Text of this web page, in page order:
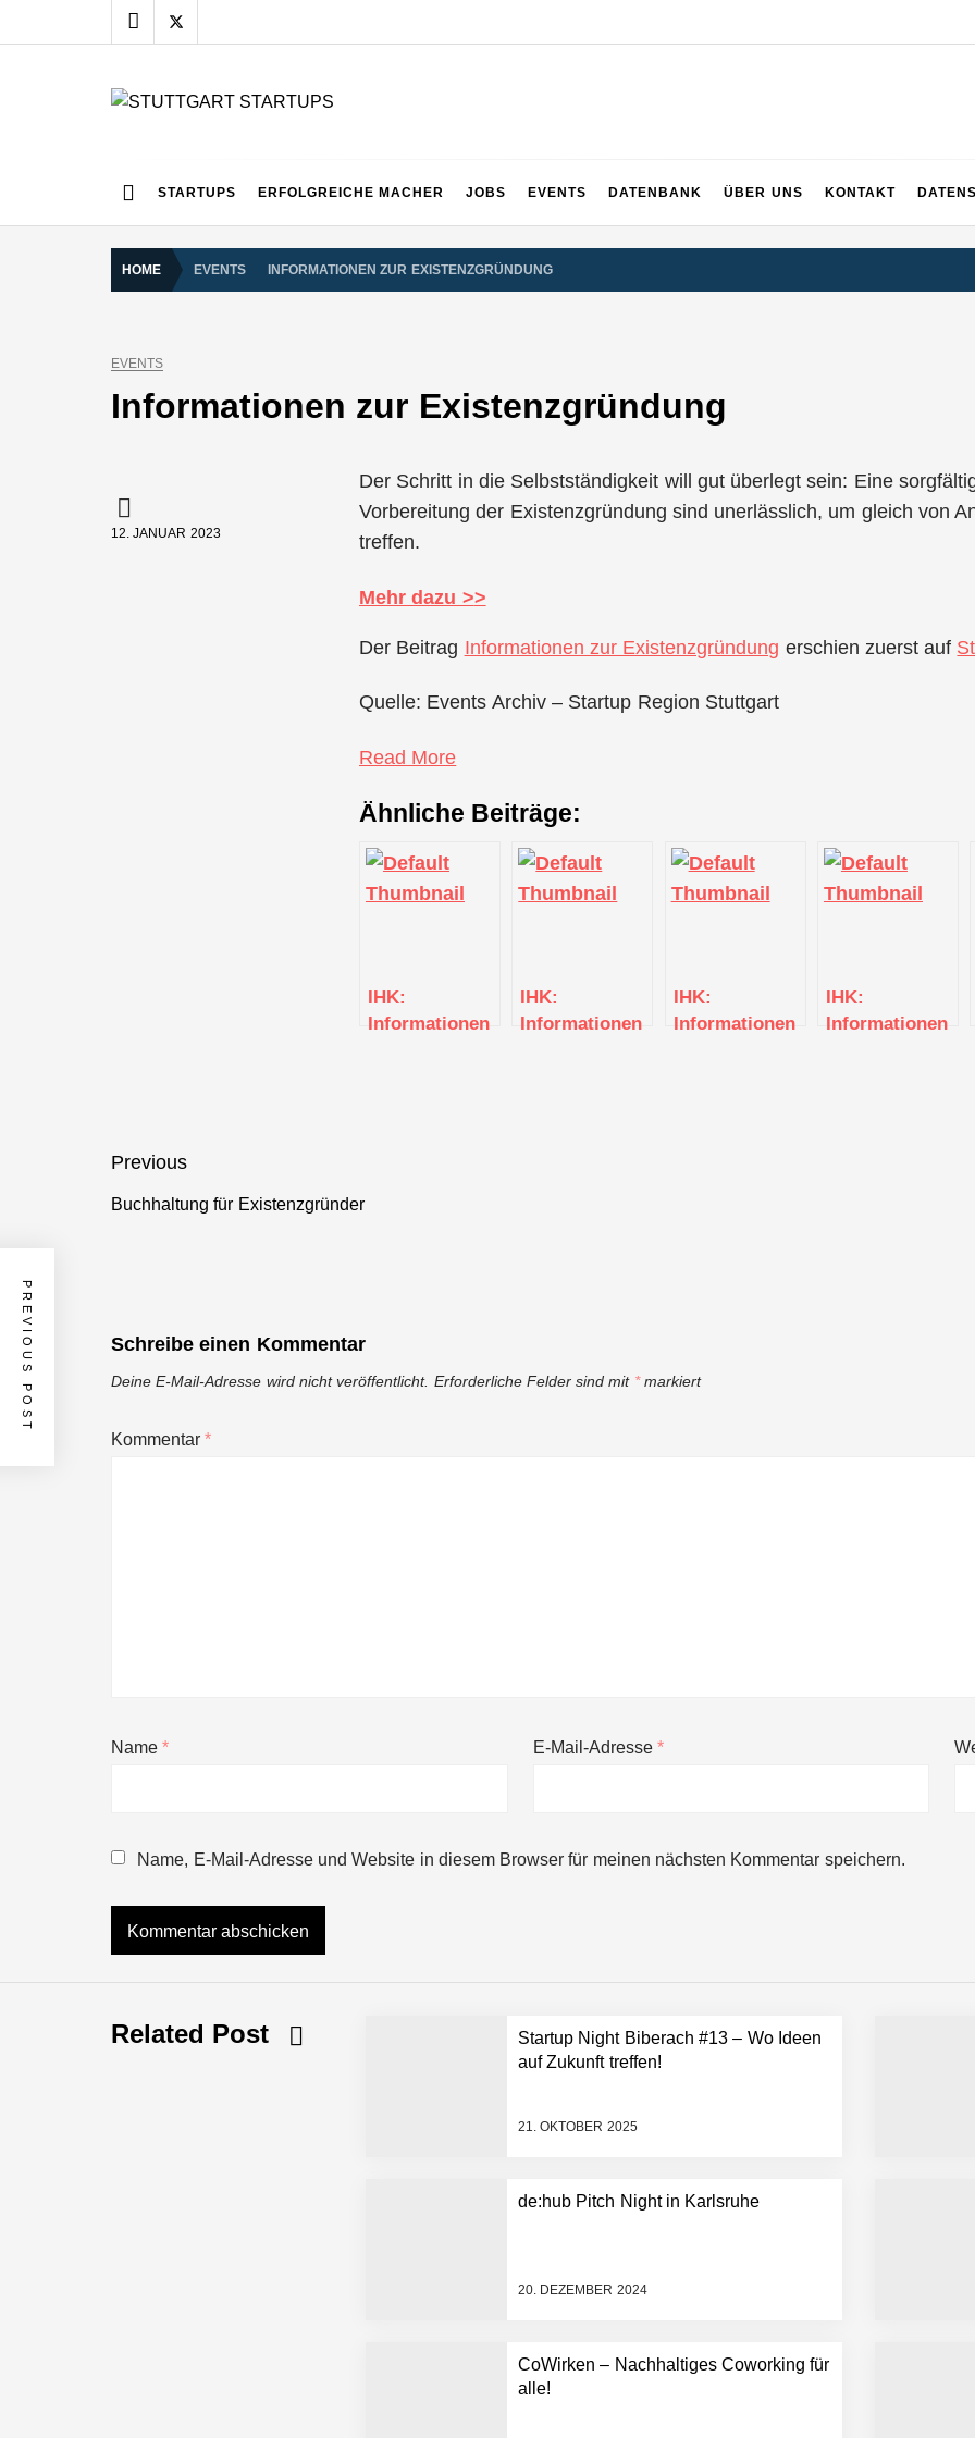
to
STARTUPS ERFOLGREICHE MACHER JOBS EVENTS DATENBANK ÜBER UNS KONTAKT
HOME EVENTS INFORMATIONEN ZUR EXISTENZGRÜNDUNG
EVENTS
Informationen zur Existenzgründung
12. JANUAR 2023
Der Schritt in die Selbstständigkeit will gut überlegt sein: Eine
Vorbereitung der Existenzgründung sind unerlässlich, um gleich von
treffen.
Mehr dazu >>
Der Beitrag Informationen zur Existenzgründung erschien zuerst auf
Quelle: Events Archiv – Startup Region Stuttgart
Read More
Ähnliche Beiträge:
IHK:
Informationen
IHK:
Informationen
IHK:
Informationen
IHK:
Informationen
Beitragsnavigation
Previous
Previous
Buchhaltung für Existenzgründer
PREVIOUS POST Schreibe einen Kommentar
Deine E-Mail-Adresse wird nicht veröffentlicht. Erforderliche Felder sind mit *markiert
Kommentar*
Name* E-Mail-Adresse *
Name, E-Mail-Adresse und Website in diesem Browser für meinen nächsten Kommentar speichern.
Related Post
Startup Night Biberach #13 – Wo Ideen
auf Zukunft treffen!
21. OKTOBER 2025
de:hub Pitch Night in Karlsruhe
20. DEZEMBER 2024
CoWirken – Nachhaltiges Coworking für
alle!
Simulationsdienstleistung in Minuten statt Wochen: FiniteNow ermöglicht sofortige Angebotskalkulation für